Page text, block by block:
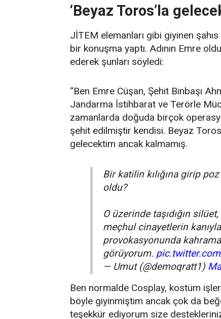
‘Beyaz Toros’la
JİTEM elemanları gibi giyinen
bir konuşma yaptı. Adının Emre
ederek şunları söyledi:
“Ben Emre Cüşan, Şehit Binbaşı
Jandarma İstihbarat ve Terörle
zamanlarda doğuda birçok
şehit edilmiştir kendisi. Beyaz
gelecektim ancak kalmamış.
Bir katilin kılığına girip
oldu?
O üzerinde taşıdığın
meçhul cinayetlerin
provokasyonunda
görüyorum.
— Umut (@demoqratt1)
Ben normalde Cosplay, kostüm
böyle giyinmiştim ancak çok da
teşekkür ediyorum size